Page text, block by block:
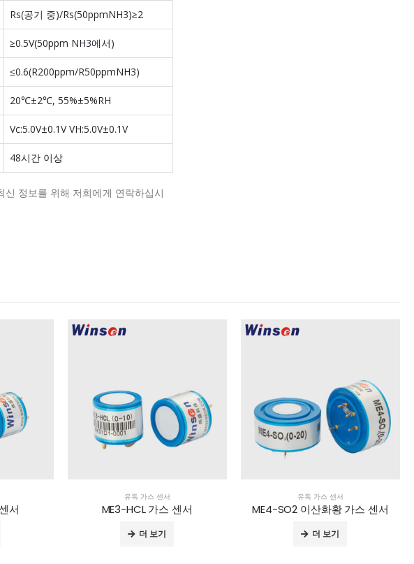
Rs(공기 중)/Rs(50ppmNH3)≥2
≥0.5V(50ppm NH3에서)
≤0.6(R200ppm/R50ppmNH3)
20℃±2℃, 55%±5%RH
Vc:5.0V±0.1V VH:5.0V±0.1V
48시간 이상
신 정보를 위해 저희에게 연락하십시
서
유독 가스 센서
ME3-HCL 가스 센서
더 보기
유독 가스 센서
ME4-SO2 이산화황 가스 센서
더 보기